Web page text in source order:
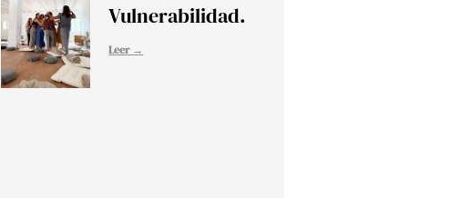
Vulnerabilidad.
Leer →